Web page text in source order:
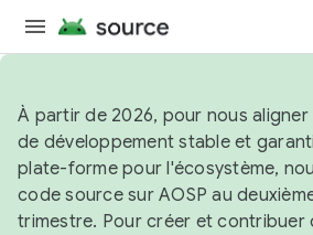
À partir de 2026, pour nous
de développement stable et
plate-forme pour l'écosystème,
code source sur AOSP au
trimestre. Pour créer et contribuer